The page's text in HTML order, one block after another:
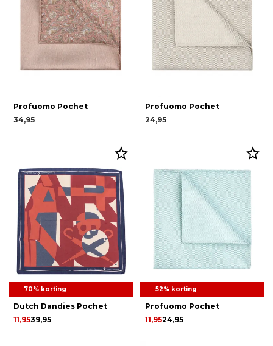
Profuomo Pochet
34,95
Profuomo Pochet
24,95
70% korting
Dutch Dandies Pochet
39,95
11,95
52% korting
Profuomo Pochet
24,95
11,95